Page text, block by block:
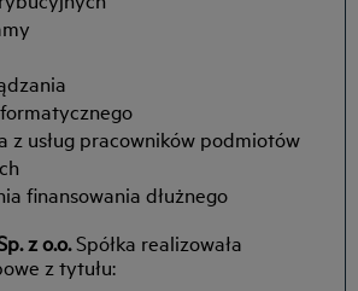
z usług pracowników podmiotów
finansowania dłużnego
z o.o.Spółka realizowała
z tytułu: